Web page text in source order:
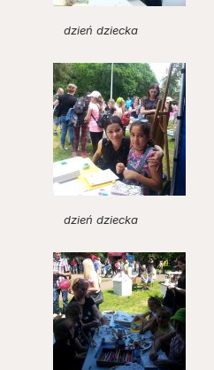
dzień dziecka
dzień dziecka